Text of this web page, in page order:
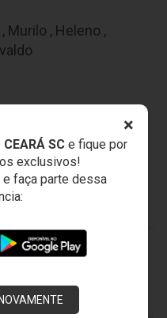
×
SCe fique por
exclusivos!
faça parte dessa
, Murilo , Heleno ,